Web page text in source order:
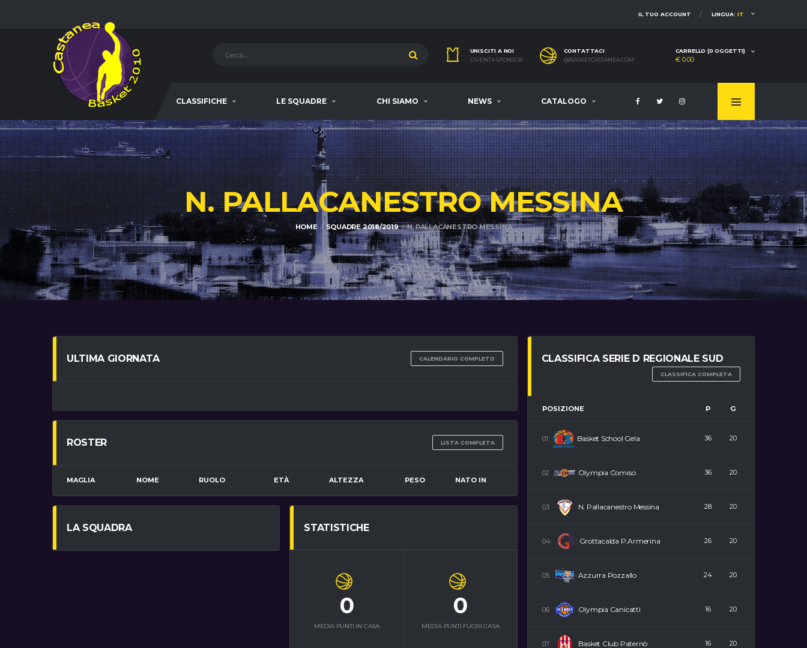
LINGUA: IT
IL TUO ACCOUNT
UNISCITI A NOI
DIVENTA SPONSOR
CONTATTACI
@BASKETCASTANEA.COM
CARRELLO (0 OGGETTI)
€ 0.00
CLASSIFICHE LE SQUADRE CHI SIAMO NEWS CATALOGO
N. PALLACANESTRO MESSINA
HOME SQUADRE 2018/2019 N. PALLACANESTRO MESSINA
ULTIMA GIORNATA CALENDARIO COMPLETO
ROSTER LISTA COMPLETA
MAGLIA NOME RUOLO ETÀ ALTEZZA PESO NATO IN
LA SQUADRA STATISTICHE
0
MEDIA PUNTI IN CASA
0
MEDIA PUNTI FUORI CASA
CLASSIFICA SERIE D REGIONALE SUD
CLASSIFICA COMPLETA
POSIZIONE P G
Basket School Gela 36 20
Olympia Comiso 36 20
N. Pallacanestro Messina 28 20
Grottacalda P.Armerina 26 20
Azzurra Pozzallo 24 20
Olympia Canicattì 16 20
Basket Club Paternò 16 20